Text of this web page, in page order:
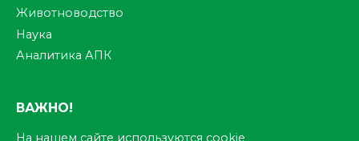
Животноводство
Наука
Аналитика АПК
ВАЖНО!
На нашем сайте используются cookie